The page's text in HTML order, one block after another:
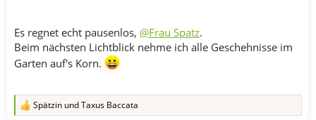
Es regnet echt pausenlos, @Frau Spatz.
Beim nächsten Lichtblick nehme ich alle Geschehnisse im
Garten auf's Korn.
R
Spätzin undTaxus Baccata